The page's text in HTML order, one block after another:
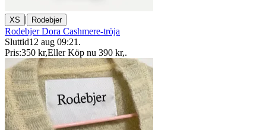
XS | Rodebjer
Rodebjer Dora Cashmere-tröja
Sluttid12 aug 09:21 .
Pris:350 kr,Eller Köp nu 390 kr,.